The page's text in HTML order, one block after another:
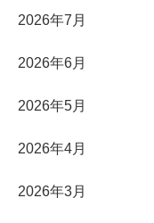
2026年7月
2026年6月
2026年5月
2026年4月
2026年3月